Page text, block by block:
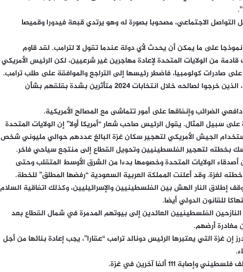
التواصل الاجتماعي، مصحوبا بصورة له وهو يرتدي قبعة فيدورا وقميصا
نموذجا على ما يمكن أن يحدث لأي دولة عندما تقول لا لترامب. لقد قاوم
من الولايات المتحدة لإعادة مهاجرين غير شرعيين، لكن الرئيس الأمريكي
لقد أسعد أسلوب الإجبار أنصار ترامب، الذين خرجوا لصالحه خلال انتخابات 2024 متأثرين بشدة بقلقهم بشأن
الضرائب وإنفاقها على أمور تتماشى مع المصالح الأمريكية.
سبيل المثال. يقول الرئيس صاحب شعار “أمريكا أولا” إن الولايات المتحدة
الجيش الأمريكي لتهجير سكان غزة البالغ عددهم حوالي مليوني شخص
بخطته لتهجير الفلسطينيين وتحويل القطاع إلى منتجع سياحي فاخر.
الولايات المتحدة وخصومها بدءا من الشرق الأوسط المتقلب وحتى
لغزة. وقد أعلنت المملكة العربية السعودية “رفضها المطلق” للخطة.
النار الهش بين الفلسطينيين والإسرائيليين، وكذلك اتفاقية السلام
للقانون الدولي أيضا.
الفلسطينيين العائدين إلى بيوتهم المدمرة في شمال القطاع بعد
مغادرة أرضهم.
إن غزة التي يعتبرها الرئيس دونالد ترامب “عقارا”، يجب إعادة بنائها من أجل